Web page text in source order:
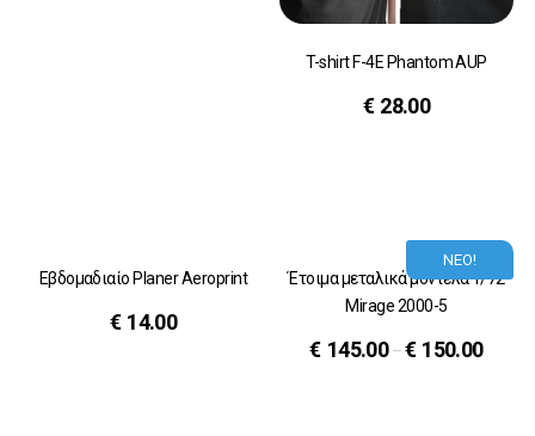
T-shirt F-4E Phantom AUP
€ 28.00
Εβδομαδιαίο Planer Aeroprint
€ 14.00
ΝΕΟ!
Έτοιμα μεταλικά μοντέλα 1/72
Mirage 2000-5
€ 145.00–€ 150.00